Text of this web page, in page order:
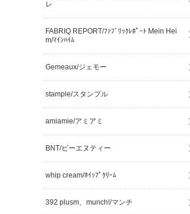
レ
FABRIQ REPORT/ﾌｧﾌﾞﾘｯｸﾚﾎﾟｰﾄ Mein Hei
m/ﾏｲﾝﾊｲﾑ
Gemeaux/ジェモー
stample/スタンプル
amiamie/アミアミ
BNT/ビーエヌティー
whip cream/ﾎｲｯﾌﾟｸﾘｰﾑ
392 plusm、munch!/マンチ